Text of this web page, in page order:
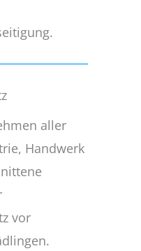
aller
Handwerk
vor